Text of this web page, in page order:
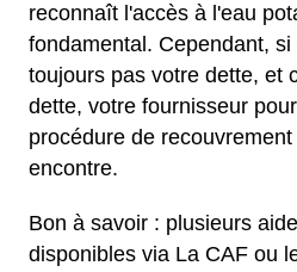
reconnaît l'accès à l'eau
fondamental. Cependant,
toujours pas votre dette, et
dette, votre fournisseur
procédure de
encontre.
Bon à savoir : plusieurs
disponibles via La CAF ou